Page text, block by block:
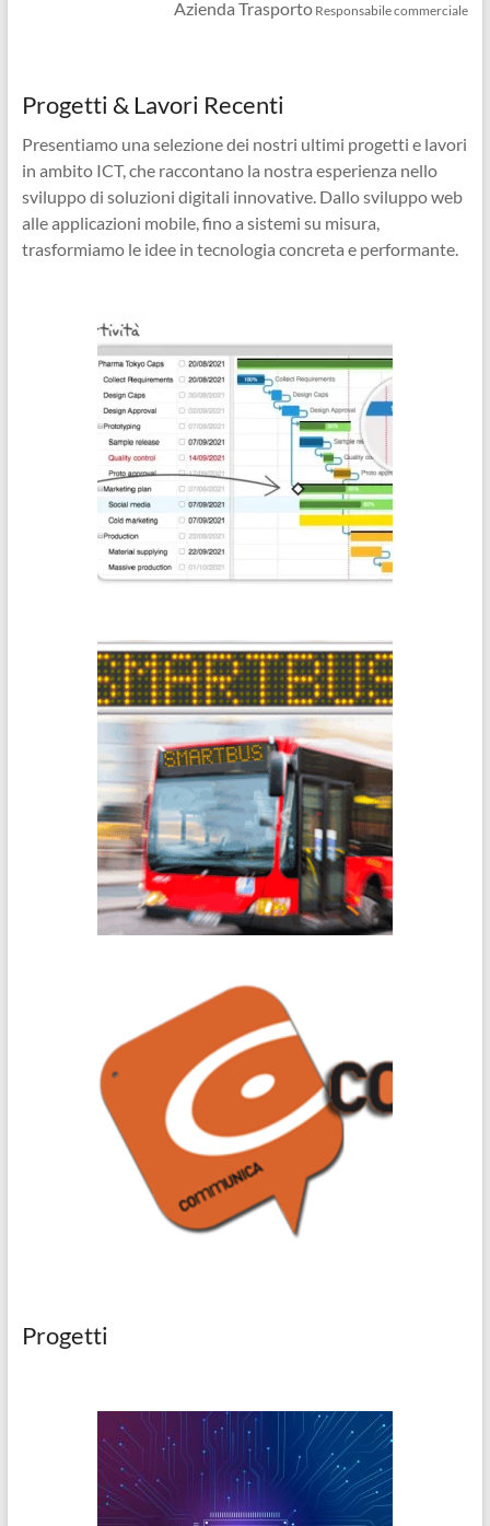
Azienda Trasporto Responsabile commerciale
Progetti & Lavori Recenti
Presentiamo una selezione dei nostri ultimi progetti e lavori
in ambito ICT, che raccontano la nostra esperienza nello
sviluppo di soluzioni digitali innovative. Dallo sviluppo web
alle applicazioni mobile, fino a sistemi su misura,
trasformiamo le idee in tecnologia concreta e performante.
Progetti